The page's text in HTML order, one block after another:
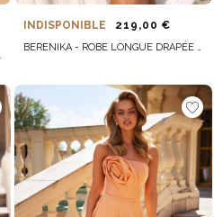
ORNÉE
INDISPONIBLE 219,00 €
BERENIKA - ROBE LONGUE DRAPÉE AVEC LIEN AU DOS